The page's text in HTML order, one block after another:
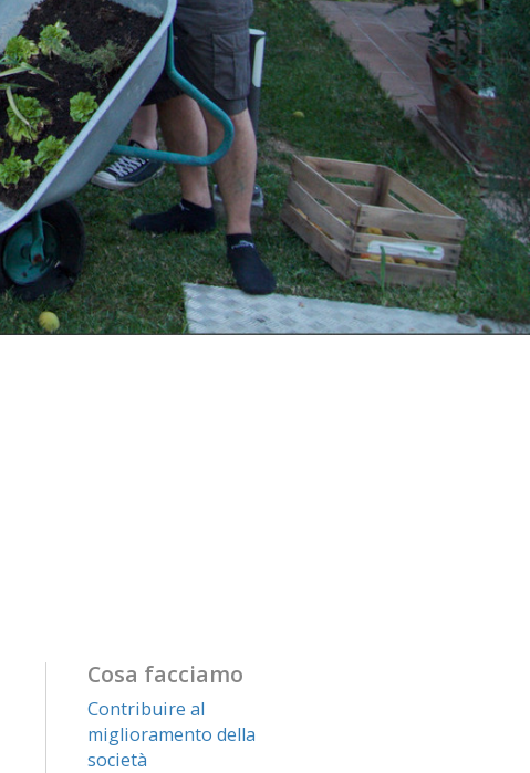
Cosa facciamo
Contribuire al
miglioramento della
società